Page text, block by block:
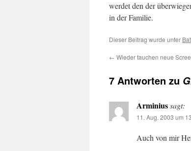
werdet den der
in der Familie.
Dieser Beitrag wurde unter
← Wieder tauchen neue
7 Antworten zu
Arminiussagt:
11. Aug. 2003 um
Auch von mir